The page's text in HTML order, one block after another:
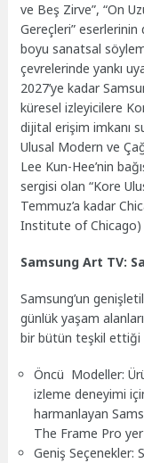
ve Beş Zirve”, “On
Gereçleri” eserlerinin
boyu sanatsal
çevrelerinde yankı
2027’ye kadar
küresel izleyicilere
dijital erişim imkanı
Ulusal Modern ve
Lee Kun-Hee’nin
sergisi olan “Kore
Temmuz’a kadar
Institute of Chicago)
Samsung Art TV:
Samsung’un
günlük yaşam
bir bütün teşkil ettiği
Öncü Modeller:
izleme deneyimi
harmanlayan
The Frame Pro yer
Geniş Seçenekler: